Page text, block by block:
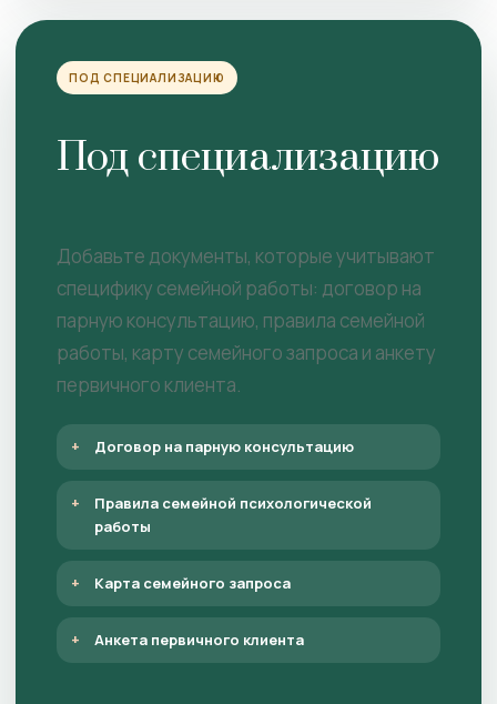
ПОД СПЕЦИАЛИЗАЦИЮ
Под специализацию
Добавьте документы, которые учитывают
специфику семейной работы: договор на
парную консультацию, правила семейной
работы, карту семейного запроса и анкету
первичного клиента.
Договор на парную консультацию
Правила семейной психологической
работы
Карта семейного запроса
Анкета первичного клиента